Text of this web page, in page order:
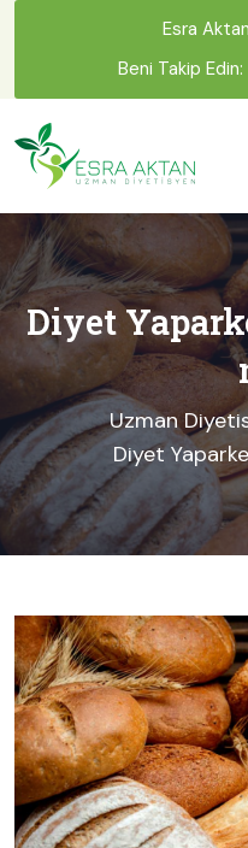
Esra
Beni Takip Edin:
Diyet
Uzman
Diyet